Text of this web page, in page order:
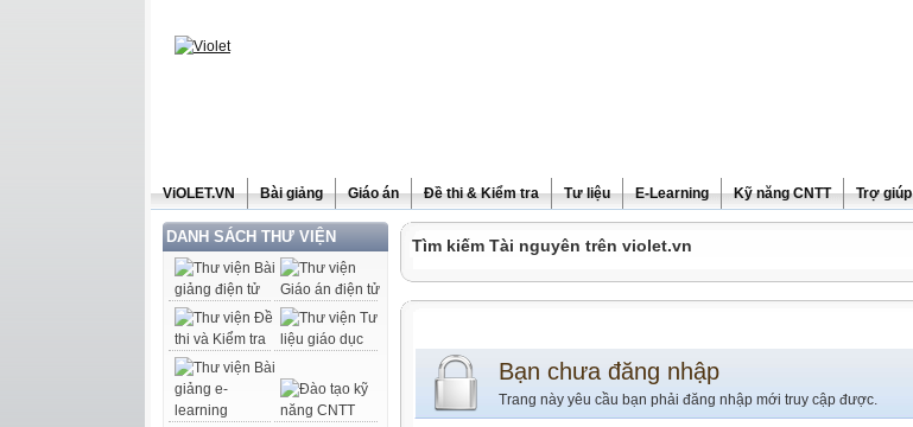
ViOLET.VN Bài giảng Giáo án Đề thi & Kiểm tra Tư liệu E-Learning Kỹ năng CNTT Trợ giúp
DANH SÁCH THƯ VIỆN Tìm kiếm Tài nguyên trên violet.vn
Bạn chưa đăng nhập
Trang này yêu cầu bạn phải đăng nhập mới truy cập được.